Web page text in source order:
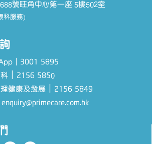
號旺角中心第一座 5樓502室
科服務)
｜ 3001 5895
2156 5850
健康及發展
2156 5849
enquiry@primecare.com.hk